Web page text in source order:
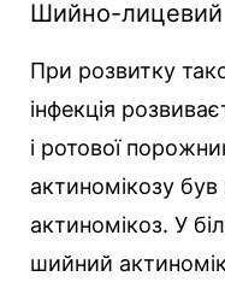
Шийно-лицевий
При розвитку
інфекція
і ротової
актиномікозу
актиномікоз. У
шийний